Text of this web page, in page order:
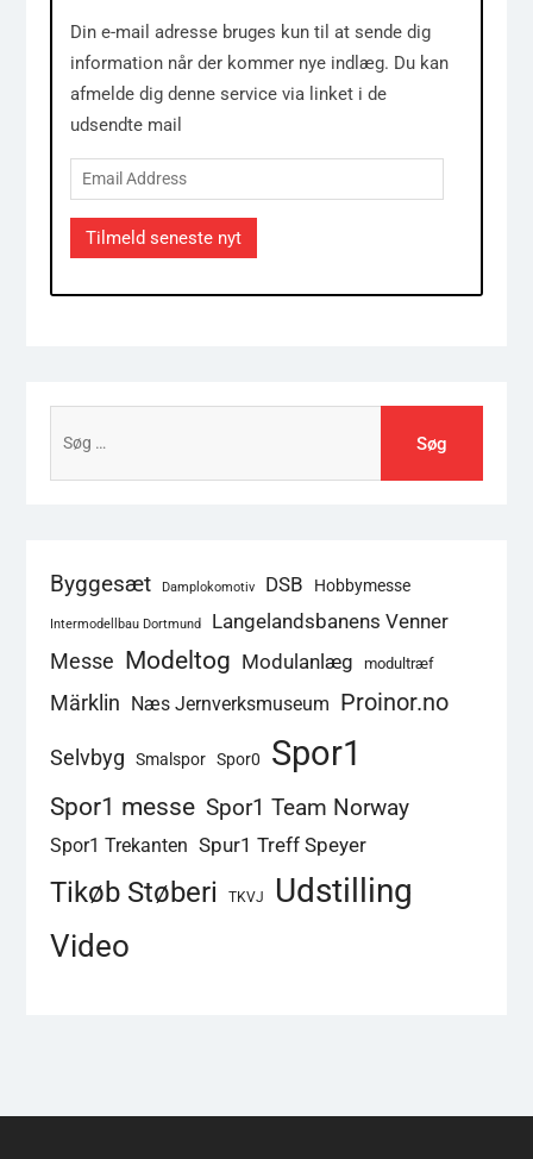
Din e-mail adresse bruges kun til at sende dig
information når der kommer nye indlæg. Du kan
afmelde dig denne service via linket i de
udsendte mail
Email
Address
Tilmeld seneste nyt
efter:
Byggesæt Damplokomotiv DSB Hobbymesse
Intermodellbau Dortmund
Langelandsbanens Venner
Messe
Modeltog Modulanlæg modultræf
Märklin Næs Jernverksmuseum Proinor.no
Selvbyg Smalspor Spor0 Spor1
Spor1 messe Spor1 Team Norway
Spor1 Trekanten Spur1 Treff Speyer
Tikøb Støberi TKVJ Udstilling
Video